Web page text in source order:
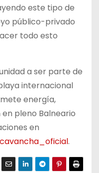
este tipo de
público-privado
todo esto
a ser parte de
internacional
energía,
pleno Balneario
en
.